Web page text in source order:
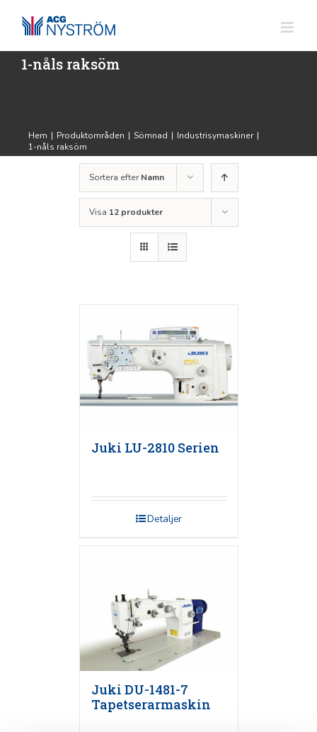
innehållet
1-nåls raksöm
Hem | Produktområden | Sömnad | Industrisymaskiner |
1-nåls raksöm
Sortera efterNamn
Visa 12 produkter
Juki LU-2810 Serien
Detaljer
Juki DU-1481-7
Tapetserarmaskin